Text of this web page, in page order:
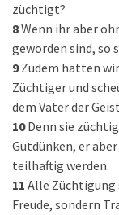
züchtigt?
8Wenn ihr aber
geworden sind, so
9 Zudem hatten
Züchtiger und
dem Vater der
10 Denn sie
Gutdünken, er
teilhaftig werden.
11 Alle Züchtigung
Freude, sondern